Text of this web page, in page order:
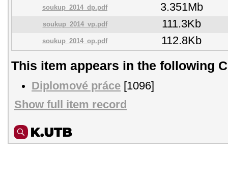
soukup_2014_dp.pdf
3.351Mb
soukup_2014_vp.pdf 111.3Kb
soukup_2014_op.pdf 112.8Kb
This item appears in the following
Diplomové práce [1096]
Show full item record